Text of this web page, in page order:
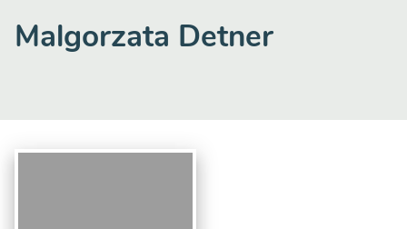
Malgorzata Detner